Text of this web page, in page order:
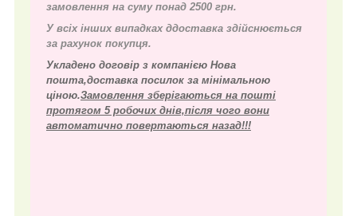
замовлення на суму понад 2500 грн.
У всіх інших випадках ддоставка здійснюється
за рахунок покупця.
Укладено договір з компанією Нова
пошта,доставка посилок за мінімальною
ціною.Замовлення зберігаються на пошті
протягом 5 робочих днів,після чого вони
автоматично повертаються назад!!!